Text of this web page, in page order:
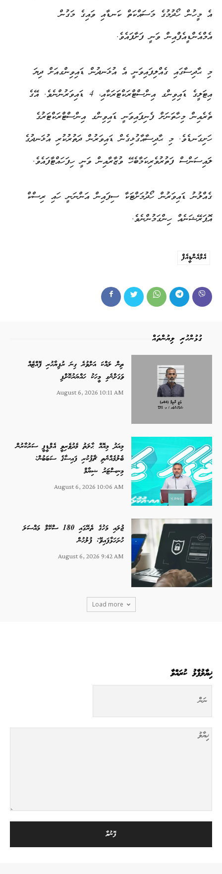
އެ މީހުން ހޯދުމުގެ މަސައްކަތް ކަނޑާއި ވައިގެ މަގުން
އެމްއެންޑީއެފްއިން ވަނީ ފަށާފައެވެ.
މި ޙާދިސާގައި ގެއްލިފައިވަނީ އެ އުޅަނދުން ޑައިވިންގއަށް ދިޔަ
އިޓަލީގެ ޑައިވިންގ އިންސްޓްރަކްޓަރަކާއި، 4 ޑައިވަރުންނެވެ. އޭގެ
ތެރެއިން މިހާތަނަށް ފެނިފައިވަނީ ޑައިވިންގ އިންސްޓްރަކްޓަރުގެ
ހަށިގަނޑެވެ. މި ޙާދިސާއާގުޅިގެން ޑައިވަރުން ދަތުރުކުރި އުޅަނދުގެ
ލައިސަންސް ފަތުރުވެރިކަމާބެހޭ ވުޒާރާއިން ވަނީ ހިފަހައްޓާފައެވެ.
ގެއްލުނު ޑައިވަރުން ހޯދުމަށްޓަކާ ސިފައިން އަންނަނީ ހައި ރިސްކް
އޮޕަރޭޝަނެއް ހިންގަމުންނެވެ.
އެމްއެންޑީއެފް
ގުޅުންހުރި ލިޔުންތައް
ތިން ލައްކަ އަށްވުރެ ގިނަ ރުފިޔާހުރި ފޮއްޓެއް
ވަގަށްނެގި މީހަކު ހައްޔަރުކޮށްފި
August 6, 2026 10:11 AM
މިއަދު މިއޮއް ޙާލަތު މެދުވެރިވީ އެމްޑީޕީ ސަރުކާރުން
ބެލުމެއްނެތި ޗާޕުކުރި ފައިސާގެ ސަބަބުން:
މިނިސްޓަރު ޝިޔާމް
August 6, 2026 10:06 AM
ޖުލައި މަހުގެ ތެރޭގައި 180 ސްކޭމް މައްސަލަ
ހުށަހަޅާފައިވޭ: ފުލުހުން
August 6, 2026 9:42 AM
Load more
ޚިޔާލުފާޅު ކުރައްވާ